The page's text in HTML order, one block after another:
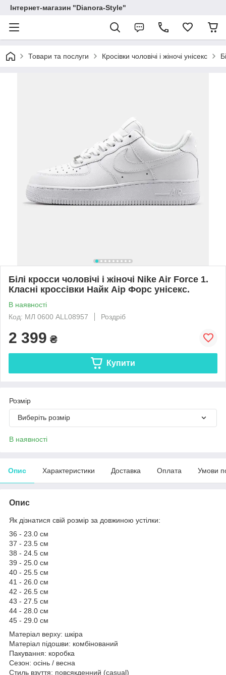
Інтернет-магазин "Dianora-Style"
Товари та послуги Кросівки чоловічі і жіночі унісекс
Білі кросси чоловічі і жіночі Nike Air Force 1.
Класні кроссівки Найк Аір Форс унісекс.
В наявності
Код: МЛ 0600 ALL08957
Роздріб
2 399 ₴
Купити
Розмір
Виберіть розмір
В наявності
Опис Характеристики Доставка Оплата Умови
Опис
Як дізнатися свій розмір за довжиною устілки:
36 - 23.0 см
37 - 23.5 см
38 - 24.5 см
39 - 25.0 см
40 - 25.5 см
41 - 26.0 см
42 - 26.5 см
43 - 27.5 см
44 - 28.0 см
45 - 29.0 см
Матеріал верху: шкіра
Матеріал підошви: комбінований
Пакування: коробка
Сезон: осінь / весна
Стиль взуття: повсякденний (casual)